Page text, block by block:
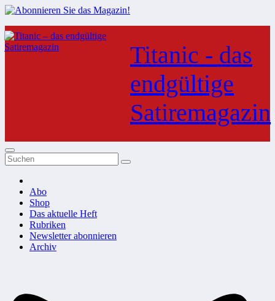
Zum
Inhalt
springen
Titanic - das
endgültige
Satiremagazin
Abo
Shop
Das aktuelle Heft
Rubriken
Newsletter abonnieren
Archiv